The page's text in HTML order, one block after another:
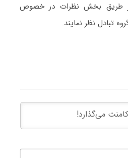
از طریق بخش نظرات در خصوص
تبادل نظر نمایند.